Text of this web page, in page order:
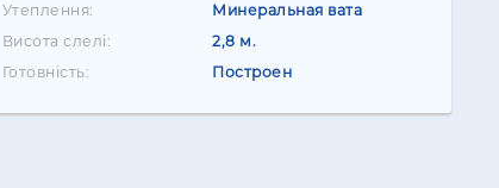
Утеплення:
Минеральная вата
Висота слелі:
2,8 м.
Готовність:
Построен